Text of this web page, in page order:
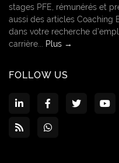
stages PFE, rémunérés et
aussi des articles Coaching
dans votre recherche
carrière...
Plus →
FOLLOW US